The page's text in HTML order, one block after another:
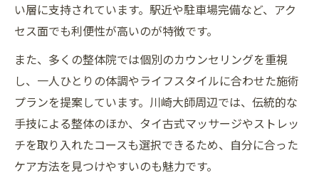
い層に支持されています。駅近や駐車場完備など、アク
セス面でも利便性が高いのが特徴です。
また、多くの整体院では個別のカウンセリングを重視
し、一人ひとりの体調やライフスタイルに合わせた施術
プランを提案しています。川崎大師周辺では、伝統的な
手技による整体のほか、タイ古式マッサージやストレッ
チを取り入れたコースも選択できるため、自分に合った
ケア方法を見つけやすいのも魅力です。